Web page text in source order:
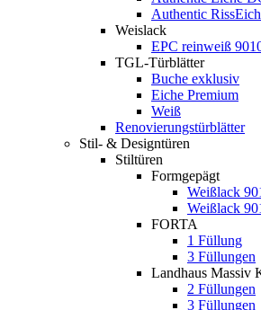
Authentic
Weislack
EPC reinweiß
TGL-Türblätter
Buche exklusiv
Eiche Premium
Weiß
Renovierungstürblätter
Stil- & Designtüren
Stiltüren
Formgepägt
Weißlack
Weißlack
FORTA
1 Füllung
3 Füllungen
Landhaus Massiv
2 Füllungen
3 Füllungen